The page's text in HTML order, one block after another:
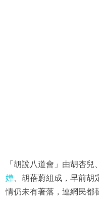
「胡說八道會」由胡杏兒
嬅、胡蓓蔚組成，早前胡
情仍未有著落，連網民都